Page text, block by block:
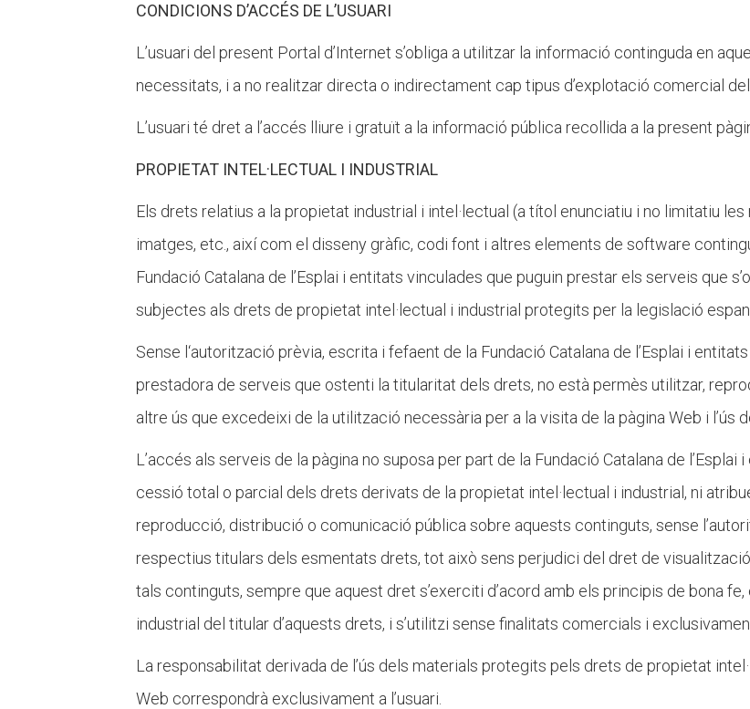
CONDICIONS D’ACCÉS DE L’USUARI
L’usuari del present Portal d’Internet s’obliga a utilitzar la informació continguda en
necessitats, i a no realitzar directa o indirectament cap tipus d’explotació comercial
L’usuari té dret a l’accés lliure i gratuït a la informació pública recollida a la present
PROPIETAT INTEL·LECTUAL I INDUSTRIAL
Els drets relatius a la propietat industrial i intel·lectual (a títol enunciatiu i no limitatiu
imatges, etc., així com el disseny gràfic, codi font i altres elements de software
Fundació Catalana de l’Esplai i entitats vinculades que puguin prestar els serveis que
subjectes als drets de propietat intel·lectual i industrial protegits per la legislació
Sense l‘autorització prèvia, escrita i fefaent de la Fundació Catalana de l’Esplai i
prestadora de serveis que ostenti la titularitat dels drets, no està permès utilitzar,
altre ús que excedeixi de la utilització necessària per a la visita de la pàgina Web i l’ús
L’accés als serveis de la pàgina no suposa per part de la Fundació Catalana de
cessió total o parcial dels drets derivats de la propietat intel·lectual i industrial, ni
reproducció, distribució o comunicació pública sobre aquests continguts, sense
respectius titulars dels esmentats drets, tot això sens perjudici del dret de
tals continguts, sempre que aquest dret s’exerciti d’acord amb els principis de bona
industrial del titular d’aquests drets, i s’utilitzi sense finalitats comercials i
La responsabilitat derivada de l’ús dels materials protegits pels drets de propietat
Web correspondrà exclusivament a l’usuari.